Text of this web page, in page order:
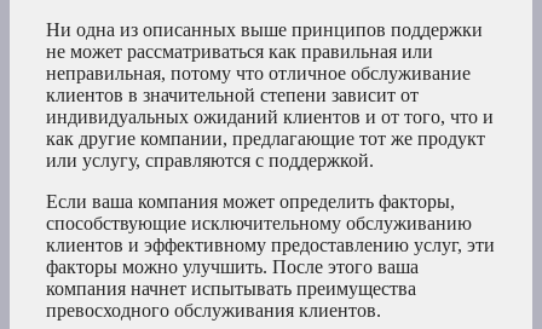
Ни одна из описанных выше принципов поддержки
не может рассматриваться как правильная или
неправильная, потому что отличное обслуживание
клиентов в значительной степени зависит от
индивидуальных ожиданий клиентов и от того, что и
как другие компании, предлагающие тот же продукт
или услугу, справляются с поддержкой.
Если ваша компания может определить факторы,
способствующие исключительному обслуживанию
клиентов и эффективному предоставлению услуг, эти
факторы можно улучшить. После этого ваша
компания начнет испытывать преимущества
превосходного обслуживания клиентов.